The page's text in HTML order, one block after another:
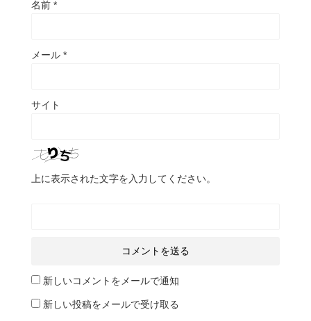
名前 *
メール *
サイト
上に表示された文字を入力してください。
新しいコメントをメールで通知
新しい投稿をメールで受け取る